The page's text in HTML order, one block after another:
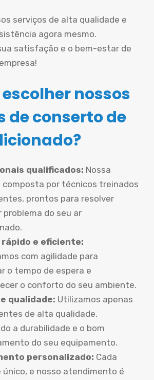
serviços de alta qualidade e
agora mesmo.
satisfação e o bem-estar de
escolher nossos
de conserto de
qualificados: Nossa
composta por técnicos treinados
prontos para resolver
problema do seu ar
rápido e eficiente:
com agilidade para
o tempo de espera e
o conforto do seu ambiente.
qualidade: Utilizamos apenas
de alta qualidade,
a durabilidade e o bom
do seu equipamento.
personalizado: Cada
único, e nosso atendimento é